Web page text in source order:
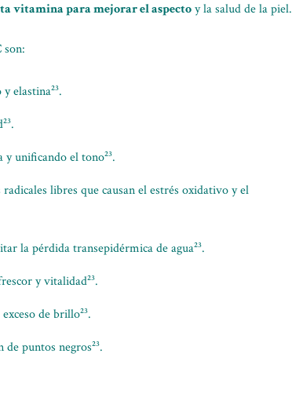
vitamina para mejorar el aspectoy la salud de la piel.
son:
elastina²³.
unificando el tono²³.
libres que causan el estrés oxidativo y el
la pérdida transepidérmica de agua²³.
y vitalidad²³.
de brillo²³.
puntos negros²³.